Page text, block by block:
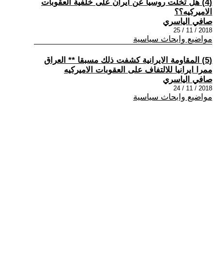
(4) هل تخلت روسيا عن ايران على خلفية العقوبات
الاميركيه؟؟
صافي الياسري
2018 / 11 / 25
مواضيع وابحاث سياسية
(5) المقاومة الايرانية كشفت ذلك مسبقا ** العراق
ممرا ايرانيا للالتفاف على العقوبات الاميركيه
صافي الياسري
2018 / 11 / 24
مواضيع وابحاث سياسية